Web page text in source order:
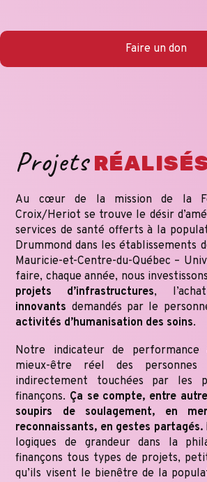
Faire un don
Projets
Au cœur de la mission de la
Croix/Heriot se trouve le désir
services de santé offerts à la
Drummond dans les établissements
Mauricie-et-Centre-du-Québec –
faire, chaque année, nous
projets d’infrastructures,
innovants demandés par le
activités d’humanisation des soins.
Notre indicateur de performance
mieux-être réel des personnes
indirectement touchées par les
finançons. Ça se compte, entre
soupirs de soulagement, en
reconnaissants, en gestes partagés.
logiques de grandeur dans la
finançons tous types de projets,
qu’ils visent le bienêtre de la